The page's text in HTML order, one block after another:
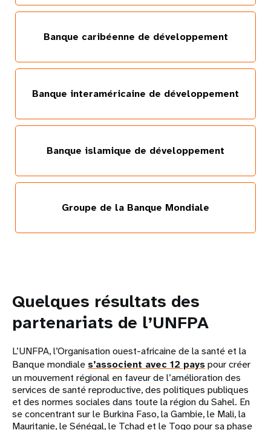
Banque caribéenne de développement
Banque interaméricaine de développement
Banque islamique de développement
Groupe de la Banque Mondiale
Quelques résultats des
partenariats de l’UNFPA
L’UNFPA, l’Organisation ouest-africaine de la santé et la
Banque mondiale s’associent avec 12 payspour créer
un mouvement régional en faveur de l’amélioration des
services de santé reproductive, des politiques publiques
et des normes sociales dans toute la région du Sahel. En
se concentrant sur le Burkina Faso, la Gambie, le Mali, la
Mauritanie, le Sénégal, le Tchad et le Togo pour sa phase